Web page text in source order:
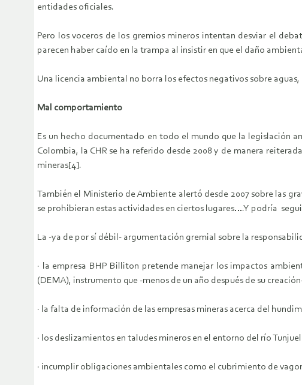
entidades oficiales.
Pero los voceros de los gremios mineros intentan desviar el
parecen haber caído en la trampa al insistir en que el daño
Una licencia ambiental no borra los efectos negativos sobre
Mal comportamiento
Es un hecho documentado en todo el mundo que la legislación
Colombia, la CHR se ha referido desde 2008 y de manera
mineras[4].
También el Ministerio de Ambiente alertó desde 2007 sobre las
se prohibieran estas actividades en ciertos lugares….Y podría
La -ya de por sí débil- argumentación gremial sobre la
· la empresa BHP Billiton pretende manejar los impactos
(DEMA), instrumento que -menos de un año después de su
· la falta de información de las empresas mineras acerca del
· los deslizamientos en taludes mineros en el entorno del río
· incumplir obligaciones ambientales como el cubrimiento de